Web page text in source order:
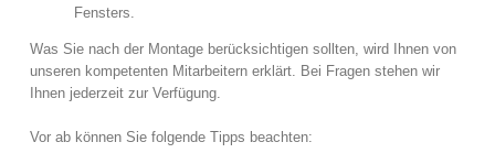
Fensters.
Was Sie nach der Montage berücksichtigen sollten, wird Ihnen von
unseren kompetenten Mitarbeitern erklärt. Bei Fragen stehen wir
Ihnen jederzeit zur Verfügung.
Vor ab können Sie folgende Tipps beachten: